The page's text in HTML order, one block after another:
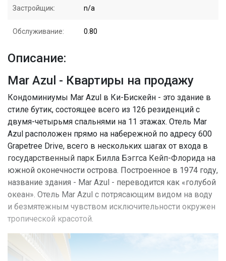
Застройщик: n/a
Обслуживание: 0.80
Описание:
Mar Azul - Квартиры на продажу
Кондоминиумы Mar Azul в Ки-Бискейн - это здание в
стиле бутик, состоящее всего из 126 резиденций с
двумя-четырьмя спальнями на 11 этажах. Отель Mar
Azul расположен прямо на набережной по адресу 600
Grapetree Drive, всего в нескольких шагах от входа в
государственный парк Билла Бэггса Кейп-Флорида на
южной оконечности острова. Построенное в 1974 году,
название здания - Mar Azul - переводится как «голубой
океан». Отель Mar Azul с потрясающим видом на воду
и безмятежным чувством исключительности окружен
тропической красотой.